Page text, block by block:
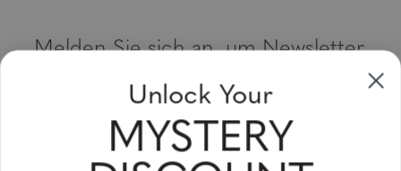
Melden Sie sich an, um Newsletter,
Sonderangebote und Gutscheine zu
erhalten
Bitte geben Sie Ihre E-Mail Adresse ein und abonnieren Sie!
Unlock Your
MYSTERY